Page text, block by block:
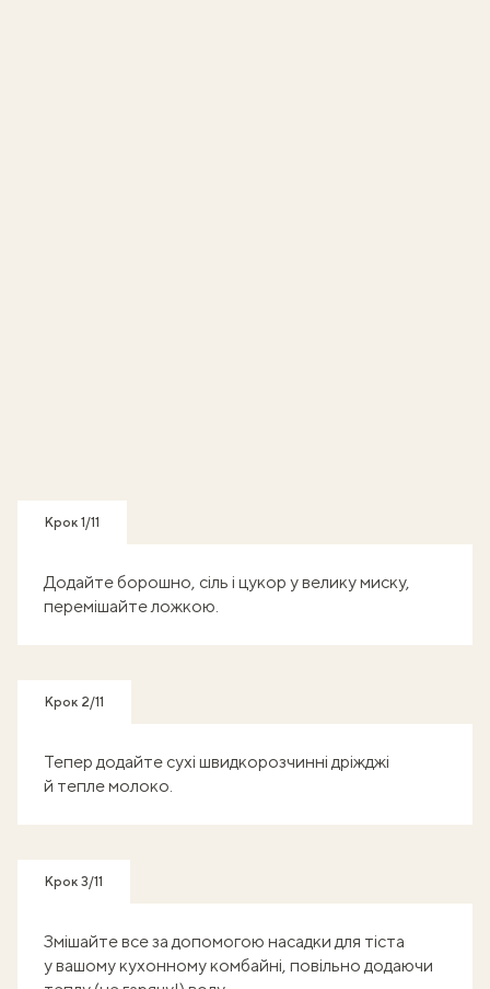
Крок 1/11
Додайте борошно, сіль і цукор у велику миску,
перемішайте ложкою.
Крок 2/11
Тепер додайте сухі швидкорозчинні дріжджі
й тепле молоко.
Крок 3/11
Змішайте все за допомогою насадки для тіста
у вашому кухонному комбайні, повільно додаючи